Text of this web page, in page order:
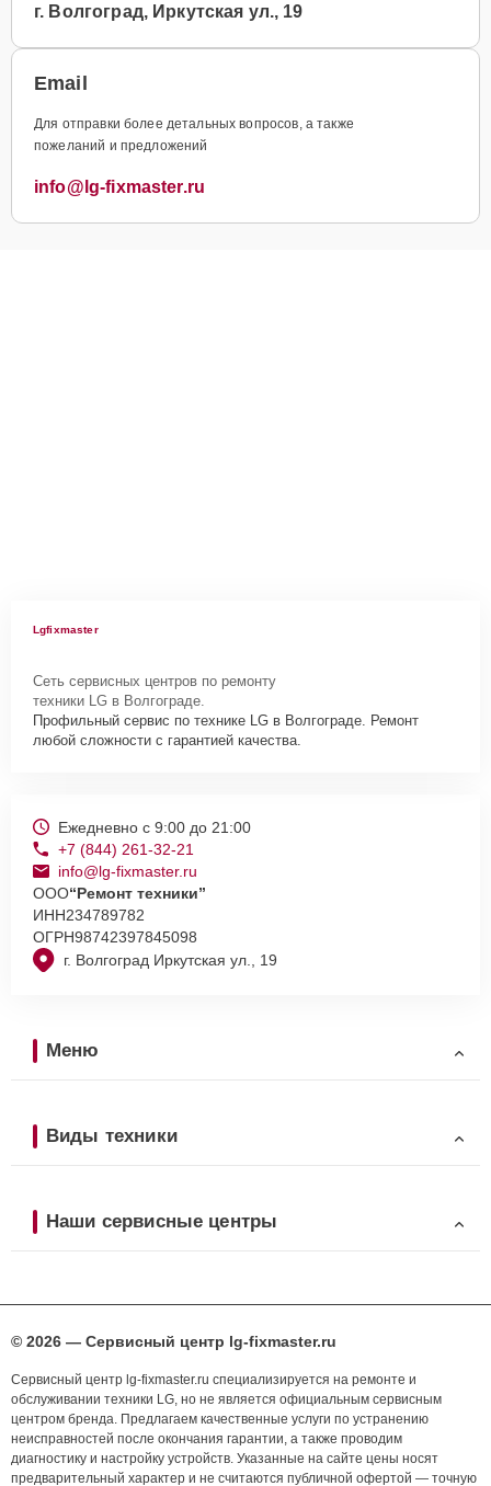
г. Волгоград, Иркутская ул., 19
Email
Для отправки более детальных вопросов, а также
пожеланий и предложений
info@lg-fixmaster.ru
Lgfixmaster
Сеть сервисных центров по ремонту
техники LG в Волгограде.
Профильный сервис по технике LG в Волгограде. Ремонт
любой сложности с гарантией качества.
г. Волгоград Иркутская ул., 19
Ежедневно с 9:00 до 21:00
+7 (844) 261-32-21
info@lg-fixmaster.ru
ООО“Ремонт техники”
ИНН234789782
ОГРН98742397845098
Меню
Виды техники
Наши сервисные центры
© 2026 — Сервисный центр lg-fixmaster.ru
Сервисный центр lg-fixmaster.ru специализируется на ремонте и
обслуживании техники LG, но не является официальным сервисным
центром бренда. Предлагаем качественные услуги по устранению
неисправностей после окончания гарантии, а также проводим
диагностику и настройку устройств. Указанные на сайте цены носят
предварительный характер и не считаются публичной офертой — точную